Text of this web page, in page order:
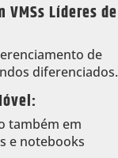
VMSs Líderes de
de
diferenciados.
também em
e notebooks